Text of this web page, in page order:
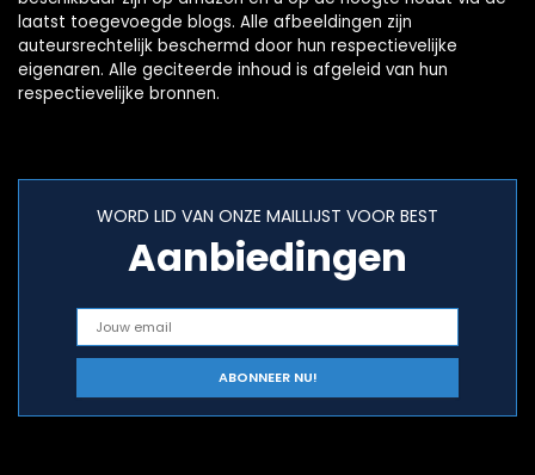
laatst toegevoegde blogs. Alle afbeeldingen zijn
auteursrechtelijk beschermd door hun respectievelijke
eigenaren. Alle geciteerde inhoud is afgeleid van hun
respectievelijke bronnen.
WORD LID VAN ONZE MAILLIJST VOOR BEST
Aanbiedingen